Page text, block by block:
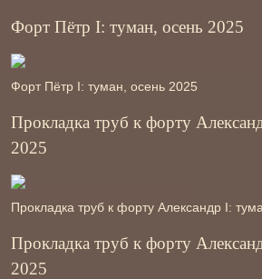
Форт Пётр І: туман, осень 2025
Форт Пётр І: туман, осень 2025
Прокладка труб к форту
2025
Прокладка труб к форту Александр І:
Прокладка труб к форту
2025